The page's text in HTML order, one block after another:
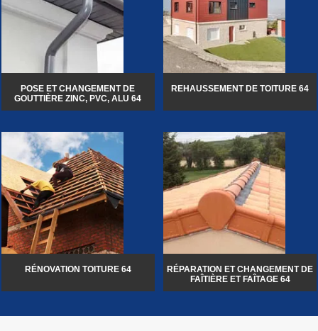
POSE ET CHANGEMENT DE
GOUTTIÈRE ZINC, PVC, ALU 64
REHAUSSEMENT DE TOITURE 64
RÉNOVATION TOITURE 64
RÉPARATION ET CHANGEMENT DE
FAÎTIÈRE ET FAÎTAGE 64